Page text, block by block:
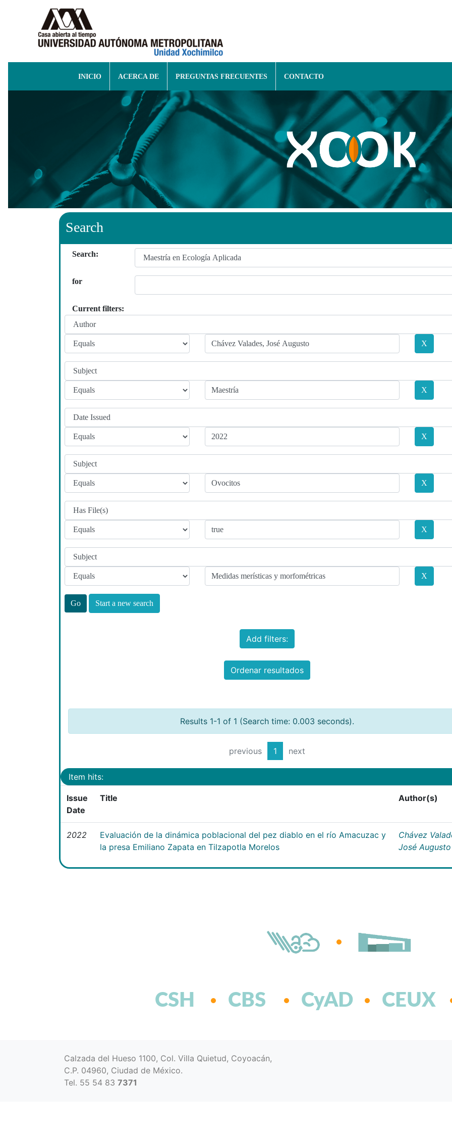
INICIO ACERCA DE PREGUNTAS FRECUENTES CONTACTO
Search
Search:
for
Current filters:
Start a new search
Add filters:
Ordenar resultados
Results 1-1 of 1 (Search time: 0.003 seconds).
previous 1 next
Item hits:
Issue
Date
Title Author(s)
2022
Evaluación de la dinámica poblacional del pez diablo en el río Amacuzac y
la presa Emiliano Zapata en Tilzapotla Morelos
Chávez
José Augusto
CSH CBS CyAD CEUX
Calzada del Hueso 1100, Col. Villa Quietud, Coyoacán,
C.P. 04960, Ciudad de México.
Tel. 55 54 83 7371